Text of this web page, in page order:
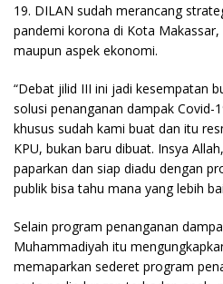
19. DILAN sudah merancang
pandemi korona di Kota
maupun aspek ekonomi.
“Debat jilid III ini jadi kesempatan
solusi penanganan dampak Covid-
khusus sudah kami buat dan itu
KPU, bukan baru dibuat. Insya
paparkan dan siap diadu dengan
publik bisa tahu mana yang lebih
Selain program penanganan
Muhammadiyah itu
memaparkan sederet program